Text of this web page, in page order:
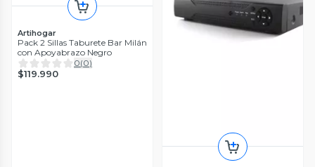
Artihogar
Pack 2 Sillas Taburete Bar Milán
con Apoyabrazo Negro
0(0)
$119.990